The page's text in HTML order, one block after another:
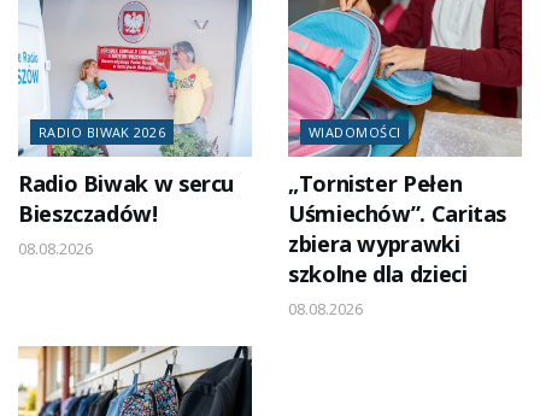
RADIO BIWAK 2026
Radio Biwak w sercu
Bieszczadów!
08.08.2026
WIADOMOŚCI
„Tornister Pełen
Uśmiechów”. Caritas
zbiera wyprawki
szkolne dla dzieci
08.08.2026